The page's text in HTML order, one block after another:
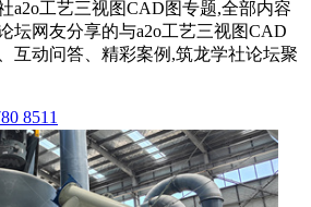
a2o工艺三视图CAD图专题,全部内容
坛网友分享的与a2o工艺三视图CAD
互动问答、精彩案例,筑龙学社论坛聚
8511